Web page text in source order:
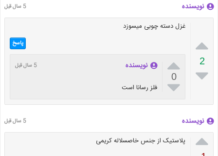
نویسنده 5 سال قبل

2

غزل دسته چوبی میسوزد
پاسخ

0

نویسنده 5 سال قبل
فلز رسانا است
نویسنده 5 سال قبل
 پلاستیک از جنس خاصسلاله کریمی